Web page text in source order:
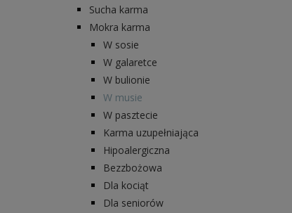
Sucha karma
Mokra karma
W sosie
W galaretce
W bulionie
W musie
W pasztecie
Karma uzupełniająca
Hipoalergiczna
Bezzbożowa
Dla kociąt
Dla seniorów